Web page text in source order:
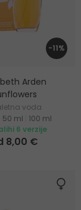
-11%
Arden
voda
50 ml
100 ml
6 verzije
8,00 €